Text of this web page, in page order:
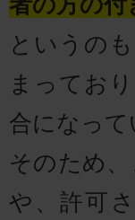
というの
まってお
合になって
そのため
や、許可